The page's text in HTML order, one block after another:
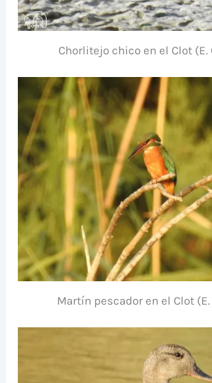
Chorlitejo chico en el Clot (E.
Martín pescador en el Clot